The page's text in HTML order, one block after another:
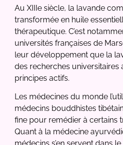
Au XIIIe siècle, la lavande
transformée en huile
thérapeutique. C’est
universités françaises de
leur développement que la
des recherches universitaires
principes actifs.
Les médecines du monde
médecins bouddhistes
fine pour remédier à certains
Quant à la médecine